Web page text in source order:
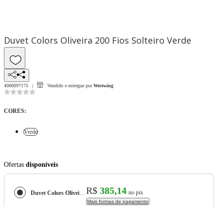
Duvet Colors Oliveira 200 Fios Solteiro Verde
4000097175 Vendido e entregue por Westwing
CORES:
Verde
Ofertas disponíveis
Duvet Colors Oliveira 200 Fios Solteiro R$ 385,14 no pix
Mais formas de pagamento